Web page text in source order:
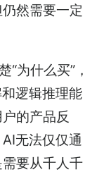
然需要一定
“为什么买”，
逻辑推理能
的产品反
无法仅仅通
要从千人千